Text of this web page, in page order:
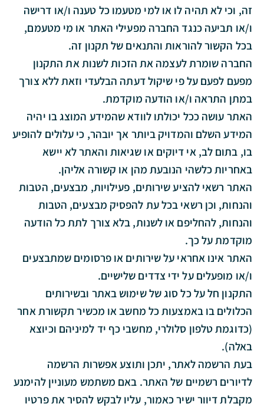
זה, וכי לא תהיה לו או למי מטעמו כל טענה ו/או דרישה
ו/או תביעה כנגד החברה מפעילי האתר או מי מטעמם,
בכל הקשור להוראות והתנאים של תקנון זה.
החברה שומרת לעצמה את הזכות לשנות את התקנון
מפעם לפעם על פי שיקול דעתה הבלעדי וזאת ללא צורך
במתן התראה ו/או הודעה מוקדמת.
האתר עושה ככל יכולתו לוודא שהמידע המוצג בו יהיה
המידע השלם והמדויק ביותר אך יובהר, כי עלולים להופיע
בו, בתום לב, אי דיוקים או שגיאות והאתר לא יישא
באחריות כלשהי הנובעת מהן או קשורה אליהן.
האתר רשאי להציע שירותים, פעילויות, מבצעים, הטבות
והנחות, וכן רשאי בכל עת להפסיק מבצעים, הטבות
והנחות, להחליפם או לשנות, בלא צורך לתת כל הודעה
מוקדמת על כך.
האתר אינו אחראי על שירותים או פרסומים שמתבצעים
ו/או מופעלים על ידי צדדים שלישיים.
התקנון חל על כל סוג של שימוש באתר ובשירותים
הכלולים בו באמצעות כל מחשב או מכשיר תקשורת אחר
(כדוגמת טלפון סלולרי, מחשבי כף יד למיניהם וכיוצא
באלה).
בעת הרשמה לאתר, יתכן ותוצע אפשרות הרשמה
לדיורים רשמיים של האתר. באם משתמש מעוניין להימנע
מקבלת דיוור ישיר כאמור, עליו לבקש להסיר את פרטיו